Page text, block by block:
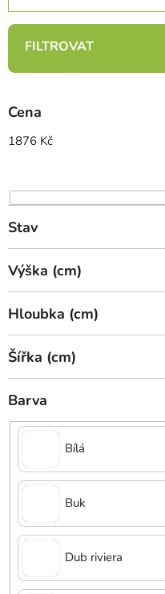
z
n
p
r
o
u
k
t
ů
Cena
1876 Kč
Stav
Výška (cm)
Hloubka (cm)
Šířka (cm)
Barva
Bílá
Buk
Dub riviera